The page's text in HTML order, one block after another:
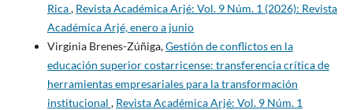
Rica, Revista Académica Arjé: Vol. 9 Núm. 1 (2026): Revista
Académica Arjé, enero a junio
Virginia Brenes-Zúñiga,Gestión de conflictos en la
educación superior costarricense: transferencia crítica de
herramientas empresariales para la transformación
institucional , Revista Académica Arjé: Vol. 9 Núm. 1